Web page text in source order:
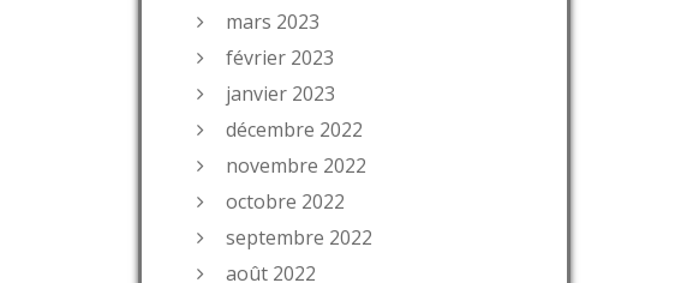
mars 2023
février 2023
janvier 2023
décembre 2022
novembre 2022
octobre 2022
septembre 2022
août 2022